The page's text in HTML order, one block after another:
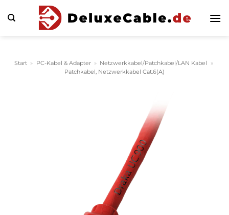
Inhalt
Start » PC-Kabel & Adapter » Netzwerkkabel/Patchkabel/LAN Kabel
»
Patchkabel, Netzwerkkabel Cat.6(A)